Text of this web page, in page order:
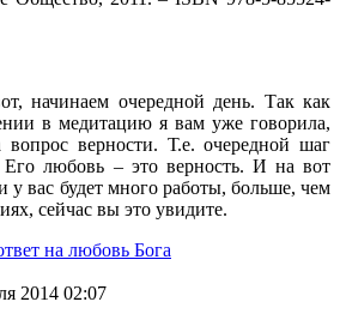
начинаем очередной день. Так как
в медитацию я вам уже говорила,
вопрос верности. Т.е. очередной шаг
Его любовь – это верность. И на вот
у вас будет много работы, больше, чем
сейчас вы это увидите.
на любовь Бога
2014 02:07